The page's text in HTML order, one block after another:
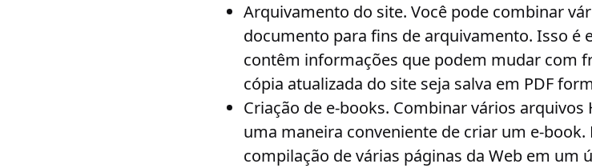
Arquivamento do site. Você pode combinar
documento para fins de arquivamento. Isso é
contêm informações que podem mudar com
cópia atualizada do site seja salva em PDF
Criação de e-books. Combinar vários arquivos
uma maneira conveniente de criar um e-book.
compilação de várias páginas da Web em um